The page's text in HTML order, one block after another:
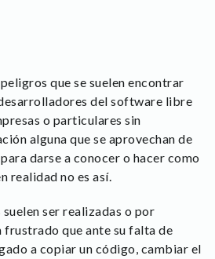
que se suelen encontrar
del software libre
o particulares sin
alguna que se aprovechan de
darse a conocer o hacer como
realidad no es así.
ser realizadas o por
que ante su falta de
a copiar un código, cambiar el